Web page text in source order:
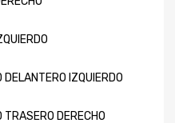
IZQUIERDO
DERECHO